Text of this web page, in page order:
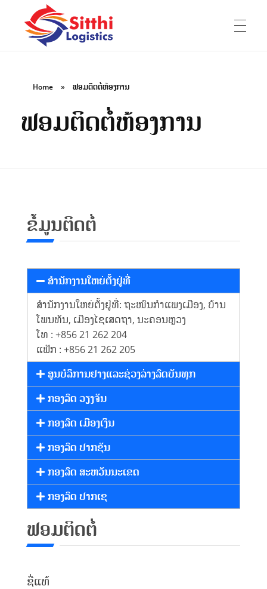
ABOUT US
Experience
Management
Mission and Vision
ສະຖານທີ່ປະຕິບັດງານ
Supply Chain
Oil Transportation
Customs Clearance
Freight Forwarder
Container Tracking
INVESTING
NEWS & CSR
News
CSR
Activity
CONTACT US
ຟອມຕິດຕໍ່ຫ້ອງການ
ຟອມຕິດຕໍ່ຝ່າຍຂາຍ
Home » ຟອມຕິດຕໍ່ຫ້ອງການ
ຟອມຕິດຕໍ່ຫ້ອງການ
ຂໍ້ມູນຕິດຕໍ່
ສຳນັກງານໃຫຍ່ຕັ້ງຢູ່ທີ່
ສຳນັກງານໃຫຍ່ຕັ້ງຢູ່ທີ່: ຖະໜົນກຳແພງເມືອງ, ບ້ານ
ໂພນທັນ, ເມືອງໄຊເສດຖາ, ນະຄອນຫຼວງ
ໂທ : +856 21 262 204
ແຟັກ : +856 21 262 205
ສູນບໍລິການຢາງແລະຊ່ວງລ່າງລົດບັນທຸກ
ກອງລົດ ວຽງຈັນ
ກອງລົດ ເມືອງເງິນ
ກອງລົດ ປາກຊັນ
ກອງລົດ ສະຫວັນນະເຂດ
ກອງລົດ ປາກເຊ
ຟອມຕິດຕໍ່
ຊື່ແທ້